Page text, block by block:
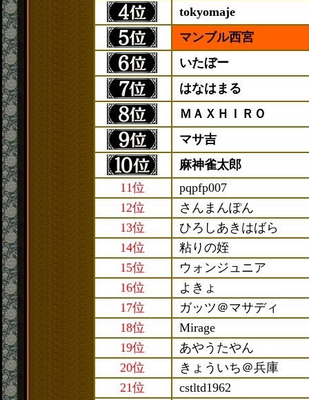
tokyomaje
マンブル西宮
いたぼー
はなはまる
ＭＡＸＨＩＲＯ
マサ吉
麻神雀太郎
11位
pqpfp007
12位
さんまんぽん
13位
ひろしあきはばら
14位
粘りの姪
15位
ウォンジュニア
16位
よきょ
17位
ガッツ＠マサディ
18位
Mirage
19位
あやうたやん
20位
きょういち＠兵庫
21位
cstltd1962